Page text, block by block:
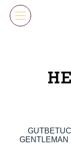
content
GENTLEMAN